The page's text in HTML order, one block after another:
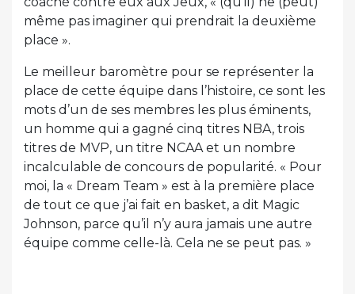
même pas imaginer qui prendrait la deuxième
place ».
Le meilleur baromètre pour se représenter la
place de cette équipe dans l’histoire, ce sont les
mots d’un de ses membres les plus éminents,
un homme qui a gagné cinq titres NBA, trois
titres de MVP, un titre NCAA et un nombre
incalculable de concours de popularité. « Pour
moi, la « Dream Team » est à la première place
de tout ce que j’ai fait en basket, a dit Magic
Johnson, parce qu’il n’y aura jamais une autre
équipe comme celle-là. Cela ne se peut pas. »